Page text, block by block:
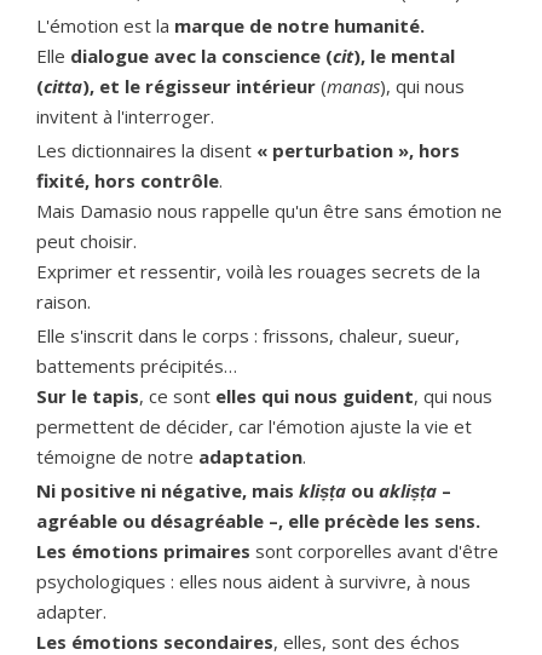
L'émotion est la marque de notre humanité.
Elle dialogue avec la conscience (cit), le mental
(citta), et le régisseur intérieur (manas), qui nous
invitent à l'interroger.
Les dictionnaires la disent « perturbation », hors
fixité, hors contrôle.
Mais Damasio nous rappelle qu'un être sans émotion ne
peut choisir.
Exprimer et ressentir, voilà les rouages secrets de la
raison.
Elle s'inscrit dans le corps : frissons, chaleur, sueur,
battements précipités…
Sur le tapis, ce sont elles qui nous guident, qui nous
permettent de décider, car l'émotion ajuste la vie et
témoigne de notre adaptation.
Ni positive ni négative, mais kliṣṭa ou akliṣṭa –
agréable ou désagréable –, elle précède les sens.
Les émotions primaires sont corporelles avant d'être
psychologiques : elles nous aident à survivre, à nous
adapter.
Les émotions secondaires, elles, sont des échos